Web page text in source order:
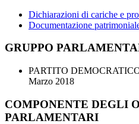
Dichiarazioni di cariche e
Documentazione
GRUPPO
PARTITO
Marzo 2018
COMPONENTE DEGLI
PARLAMENTARI